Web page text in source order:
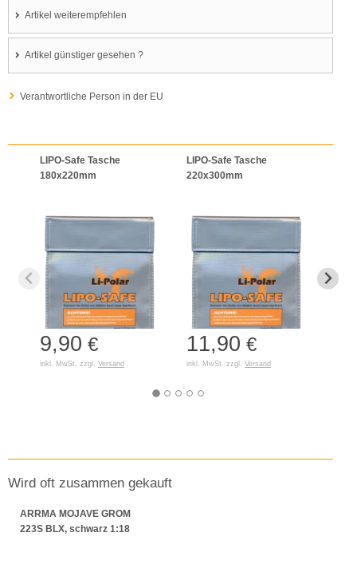
Artikel weiterempfehlen
Artikel günstiger gesehen ?
Verantwortliche Person in der EU
LIPO-Safe Tasche
180x220mm
9,90 €
inkl. MwSt. zzgl. Versand
LIPO-Safe Tasche
220x300mm
11,90 €
inkl. MwSt. zzgl. Versand
Wird oft zusammen gekauft
ARRMA MOJAVE GROM
223S BLX, schwarz 1:18